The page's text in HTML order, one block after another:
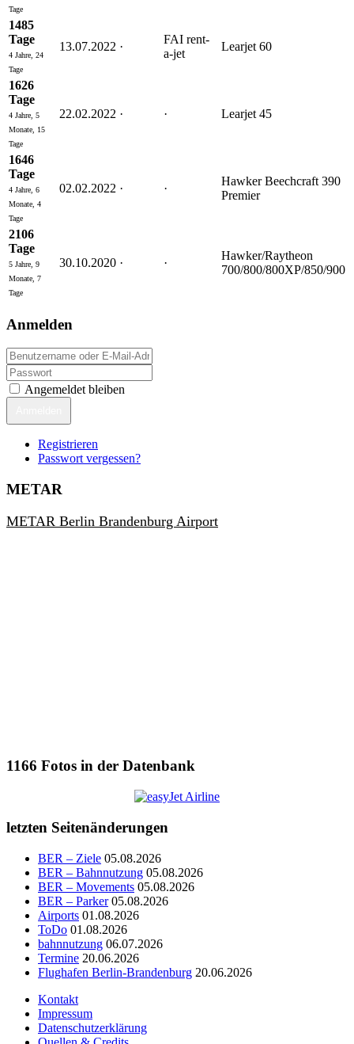
Tage
1485
Tage
4 Jahre, 24
Tage
13.07.2022 ·
FAI rent-
a-jet
Learjet 60
1626
Tage
4 Jahre, 5
Monate, 15
Tage
22.02.2022 · · Learjet 45
1646
Tage
4 Jahre, 6
Monate, 4
Tage
02.02.2022 · ·
Hawker Beechcraft 390
Premier
2106
Tage
5 Jahre, 9
Monate, 7
Tage
30.10.2020 · ·
Hawker/Raytheon
700/800/800XP/850/900
Anmelden
Angemeldet bleiben
Registrieren
Passwort vergessen?
METAR
METAR Berlin Brandenburg Airport
1166 Fotos in der Datenbank
letzten Seitenänderungen
BER – Ziele 05.08.2026
BER – Bahnnutzung 05.08.2026
BER – Movements 05.08.2026
BER – Parker 05.08.2026
Airports 01.08.2026
ToDo 01.08.2026
bahnnutzung 06.07.2026
Termine 20.06.2026
Flughafen Berlin-Brandenburg 20.06.2026
Kontakt
Impressum
Datenschutzerklärung